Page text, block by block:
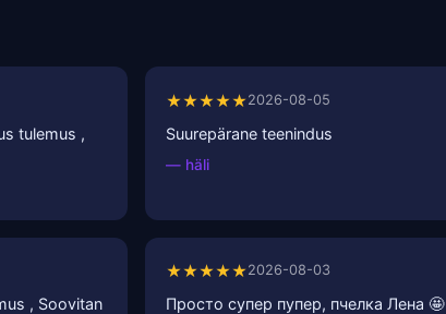
tulemus ,
★★★★★2026-08-05
Suurepärane teenindus
— häli
, Soovitan
★★★★★2026-08-03
Просто супер пупер, пчелка Лена 🤩